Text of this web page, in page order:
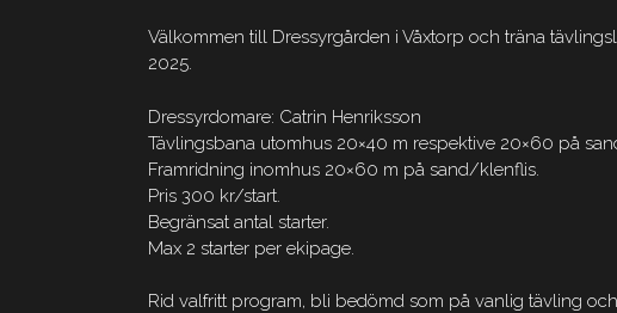
Välkommen till Dressyrgården i Våxtorp och träna
2025.
Dressyrdomare: Catrin Henriksson
Tävlingsbana utomhus 20×40 m respektive 20×60 på
Framridning inomhus 20×60 m på sand/klenflis.
Pris 300 kr/start.
Begränsat antal starter.
Max 2 starter per ekipage.
Rid valfritt program, bli bedömd som på vanlig tävling